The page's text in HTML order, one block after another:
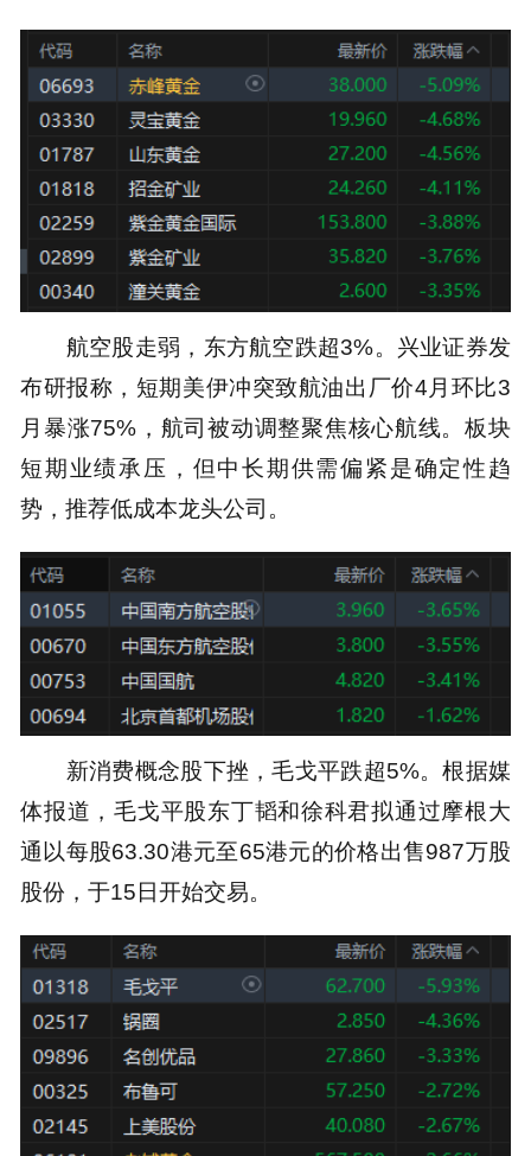
航空股走弱，东方航空跌超3%。兴业证券发
布研报称，短期美伊冲突致航油出厂价4月环比3
月暴涨75%，航司被动调整聚焦核心航线。板块
短期业绩承压，但中长期供需偏紧是确定性趋
势，推荐低成本龙头公司。
新消费概念股下挫，毛戈平跌超5%。根据媒
体报道，毛戈平股东丁韬和徐科君拟通过摩根大
通以每股63.30港元至65港元的价格出售987万股
股份，于15日开始交易。